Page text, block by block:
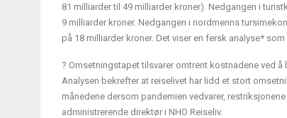
81 milliarder til 49 milliarder kroner). Nedgangen i
9 milliarder kroner. Nedgangen i nordmenns
på 18 milliarder kroner. Det viser en fersk analyse*
? Omsetningstapet tilsvarer omtrent kostnadene ved
Analysen bekrefter at reiselivet har lidd et stort
månedene dersom pandemien vedvarer,
administrerende direktør i NHO Reiseliv.